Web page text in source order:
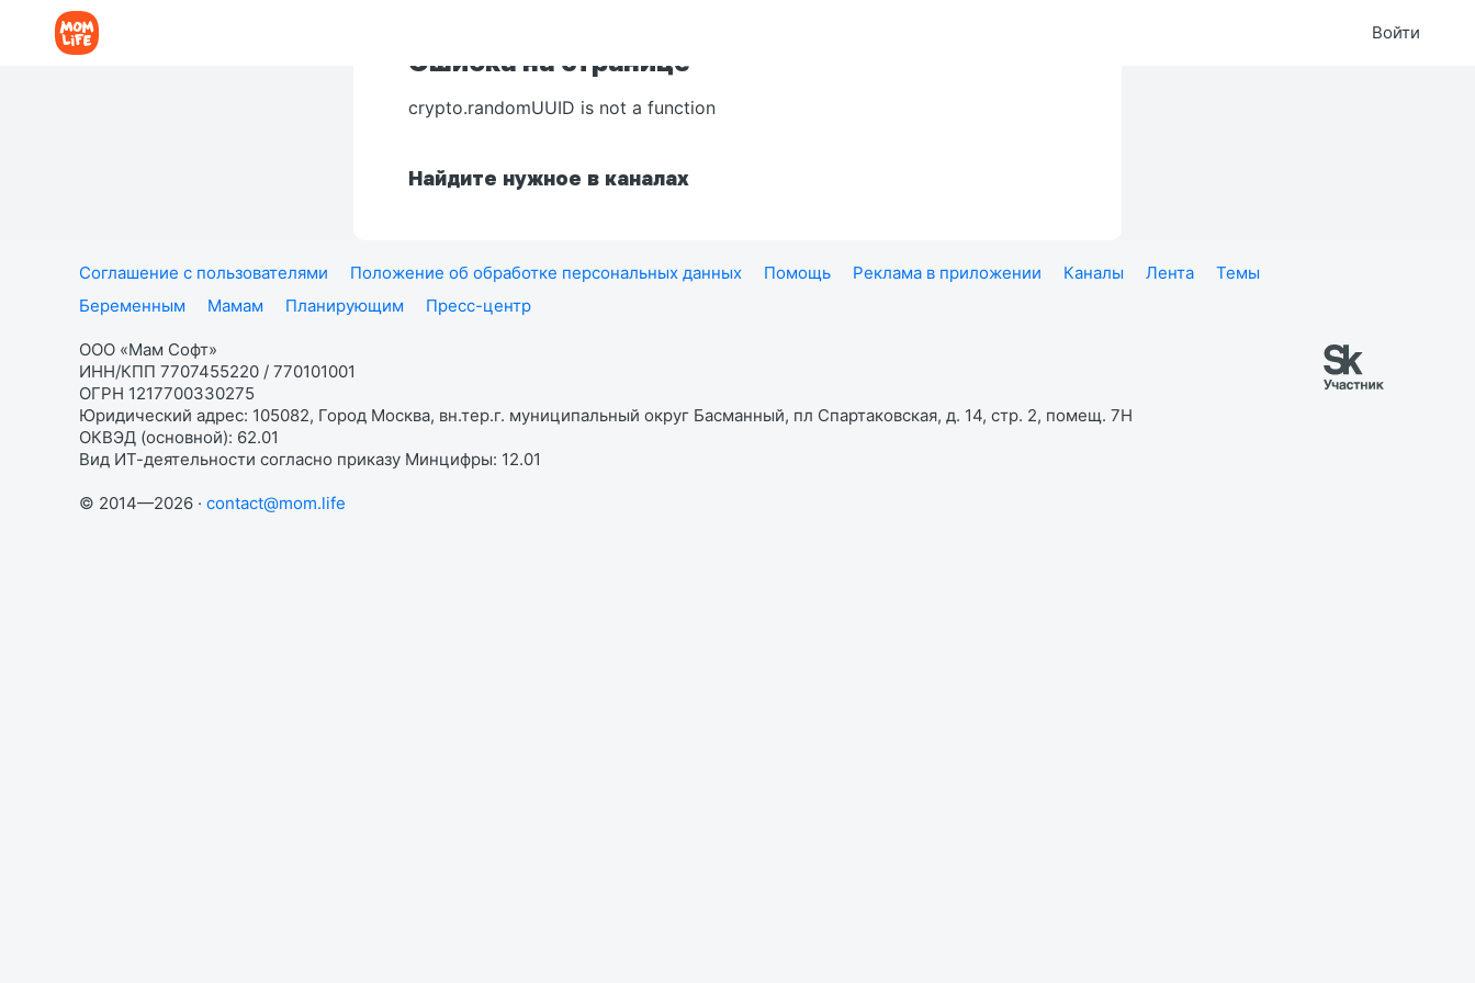
Войти
Ошибка на странице
crypto.randomUUID is not a function
Найдите нужное в каналах
Соглашение с пользователями Положение об обработке персональных данных Помощь Реклама в приложении Каналы Лента
Темы
Беременным
Мамам Планирующим Пресс-центр
ООО «Мам Софт»
ИНН/КПП 7707455220 / 770101001
ОГРН 1217700330275
Юридический адрес: 105082, Город Москва, вн.тер.г. муниципальный округ Басманный, пл Спартаковская, д. 14, стр. 2, помещ. 7Н
ОКВЭД (основной): 62.01
Вид ИТ-деятельности согласно приказу Минцифры: 12.01
© 2014—2026 · contact@mom.life